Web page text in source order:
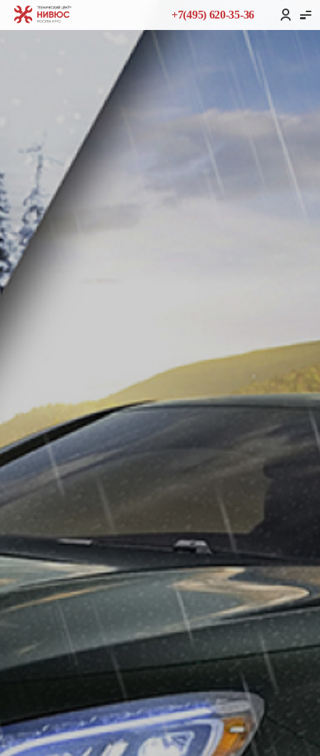
+7(495) 620-35-36